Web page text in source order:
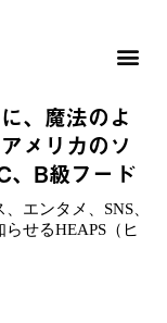
、魔法のよ
メリカのソ
、B級フード
エンタメ、SNS、
せるHEAPS（ヒ